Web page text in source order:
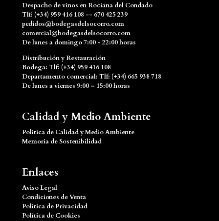
Despacho de vinos en Rociana del Condado
Tlf: (+34) 959 416 108 -- 670 425 239
pedidos@bodegasdelsocorro.com
comercial@bodegasdelsocorro.com
De lunes a domingo 7:00 - 22:00 horas
Distribución y Restauración
Bodega: Tlf: (+34) 959 416 108
Departamento comercial: Tlf: (+34) 665 938 718
De lunes a viernes 9:00 – 15:00 horas
Calidad y Medio Ambiente
Política de Calidad y Medio Ambiente
Memoria de Sostenibilidad
Enlaces
Aviso Legal
Condiciones de Venta
Política de Privacidad
Política de Cookies